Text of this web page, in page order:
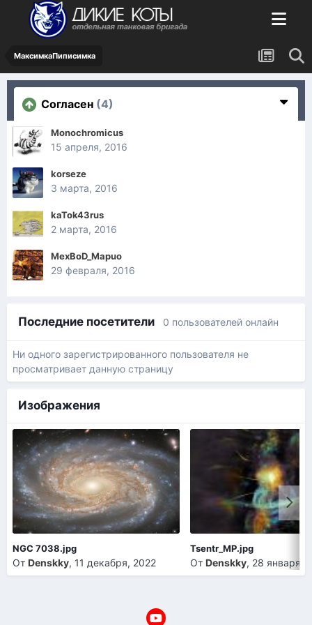
МаксимкаПиписимка
Согласен (4)
Monochromicus
15 апреля, 2016
korseze
3 марта, 2016
kaTok43rus
2 марта, 2016
MexBoD_Mapuo
29 февраля, 2016
Последние посетители 0 пользователей онлайн
Ни одного зарегистрированного пользователя не
просматривает данную страницу
Изображения
NGC 7038.jpg
От Denskky, 11 декабря, 2022
Tsentr_MP.jpg
От Denskky, 28 января,